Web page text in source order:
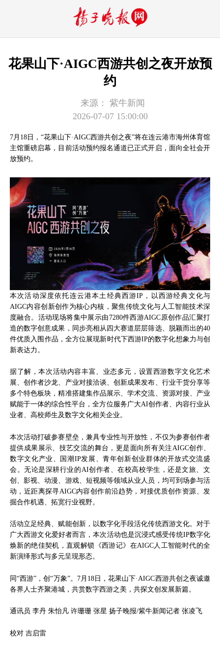
花果山下·AIGC西游共创之夜开放预
约
来源：
紫牛新闻
2026-07-07 15:00:00
7月18日，“花果山下·AIGC西游共创之夜”将在连云港市海州体育馆
主馆重磅启幕，目前活动预约报名通道已正式开启，面向全社会开
放预约。
本次活动深度依托连云港本土经典西游IP，以西游经典文化与
AIGC内容创新创作为核心内核，聚焦传统文化与人工智能技术深
度融合。活动现场将集中展示由7280件西游AIGC原创作品汇聚打
造的数字创意成果，同步亮相从四大赛道层层筛选、脱颖而出的40
件优质入围作品，全方位展现新时代下西游IP的数字化想象力与创
新表达力。
据了解，本次活动内容丰富、业态多元，设置西游数字文化艺术
展、创作者沙龙、产业对接洽谈、创新成果发布、行业干货分享等
多个特色板块，精准搭建集作品展示、学术交流、资源对接、产业
赋能于一体的综合性平台，全方位服务广大AI创作者、内容行业从
业者、高校师生及数字文化相关企业。
本次活动打破参赛壁垒，兼具专业性与开放性，不仅为参赛创作者
提供成果展示、技艺交流的舞台，更是面向所有关注AIGC创作、
数字文化产业、国潮IP发展、青年创新创业群体的开放式交流盛
会。无论是深耕行业的AI创作者、在校高校学生，还是文旅、文
创、影视、动漫、游戏、短视频等领域从业人员，均可到场参与活
动，近距离探寻AIGC内容创作前沿趋势，对接优质创作资源、发
掘合作机遇、拓宽行业视野。
活动立足经典、赋能创新，以数字化手段活化传统西游文化。对于
广大西游文化爱好者而言，本次活动也是沉浸式感受传统IP数字化
焕新的绝佳契机，直观解锁《西游记》在AIGC人工智能时代的全
新演绎形式与多元呈现形态。
同“西游”，创“万象”。7月18日，花果山下·AIGC西游共创之夜诚邀
各界人士齐聚港城，共赏数字西游之美，共探文创发展新篇。
通讯员 李丹 朱怡凡 许珊珊 张星 扬子晚报/紫牛新闻记者 张凌飞
校对 吉启雷